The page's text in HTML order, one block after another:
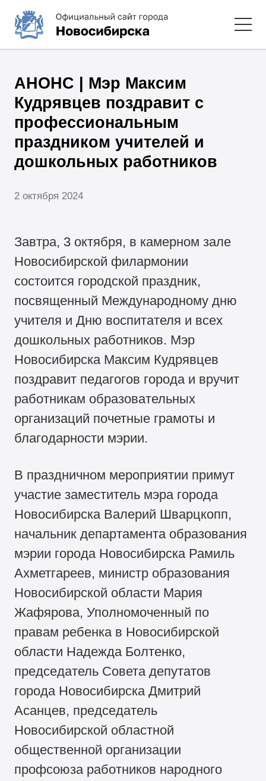
АНОНС | Мэр Максим
Кудрявцев поздравит с
профессиональным
праздником учителей и
дошкольных работников
2 октября 2024
Завтра, 3 октября, в камерном зале
Новосибирской филармонии
состоится городской праздник,
посвященный Международному дню
учителя и Дню воспитателя и всех
дошкольных работников. Мэр
Новосибирска Максим Кудрявцев
поздравит педагогов города и вручит
работникам образовательных
организаций почетные грамоты и
благодарности мэрии.
В праздничном мероприятии примут
участие заместитель мэра города
Новосибирска Валерий Шварцкопп,
начальник департамента образования
мэрии города Новосибирска Рамиль
Ахметгареев, министр образования
Новосибирской области Мария
Жафярова, Уполномоченный по
правам ребенка в Новосибирской
области Надежда Болтенко,
председатель Совета депутатов
города Новосибирска Дмитрий
Асанцев, председатель
Новосибирской областной
общественной организации
профсоюза работников народного